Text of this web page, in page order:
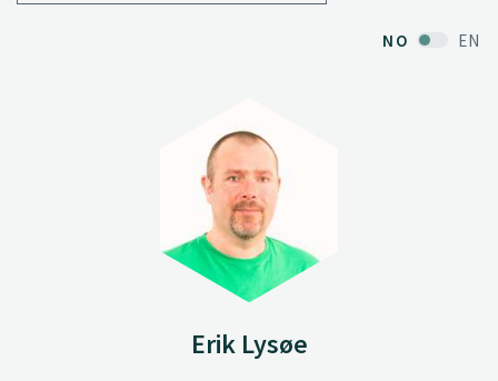
NO EN
Erik Lysøe